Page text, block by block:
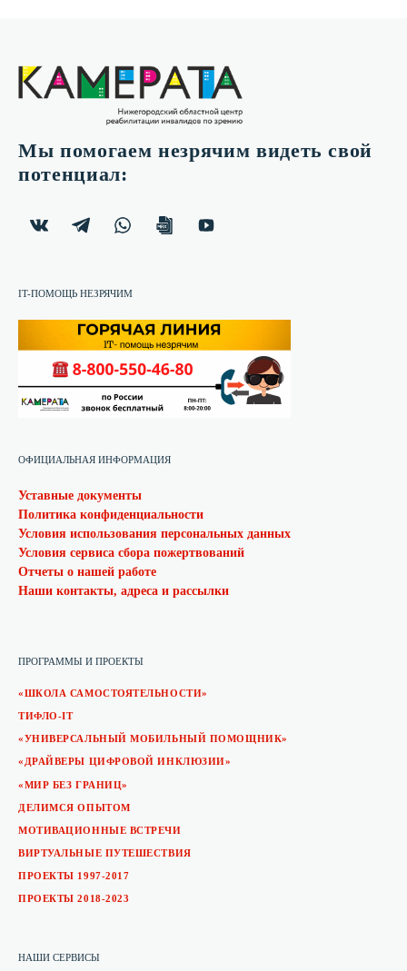
Мы помогаем незрячим видеть свой
потенциал:
IT-ПОМОЩЬ НЕЗРЯЧИМ
ПРОГРАММЫ И ПРОЕКТЫ
«ШКОЛА САМОСТОЯТЕЛЬНОСТИ»
ТИФЛО-IT
«УНИВЕРСАЛЬНЫЙ МОБИЛЬНЫЙ ПОМОЩНИК»
«ДРАЙВЕРЫ ЦИФРОВОЙ ИНКЛЮЗИИ»
«МИР БЕЗ ГРАНИЦ»
ДЕЛИМСЯ ОПЫТОМ
МОТИВАЦИОННЫЕ ВСТРЕЧИ
ВИРТУАЛЬНЫЕ ПУТЕШЕСТВИЯ
ПРОЕКТЫ 1997-2017
ПРОЕКТЫ 2018-2023
НАШИ СЕРВИСЫ
ОФИЦИАЛЬНАЯ ИНФОРМАЦИЯ
Уставные документы
Политика конфиденциальности
Условия использования персональных данных
Условия сервиса сбора пожертвований
Отчеты о нашей работе
Наши контакты, адреса и рассылки